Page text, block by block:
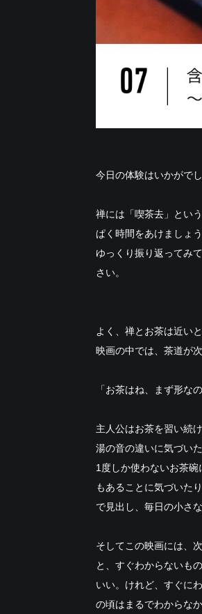
今日の体験はいかがで
禅には「喫茶去」とい
ぱく時間をあけましょ
ゆっくり振り返ってみ
さい。
よく、禅とお茶は近い
映画の中では、茶道が
「お茶はね、まず形な
主人公はお茶を習い続
湯の音の違いに気づい
1度しか使わないお茶
もあることに気づいた
で見出し、毎日の小さ
そしてこの映画には、
と、すぐわからないも
いい。けれど、すぐに
の頃はまるでわからな